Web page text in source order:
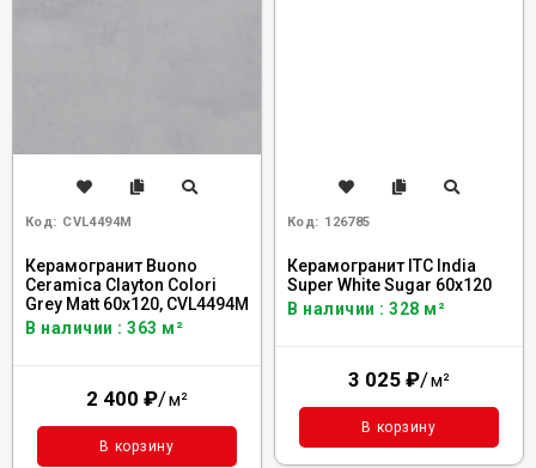
Код: CVL4494M
Керамогранит Buono
Ceramica Clayton Colori
Grey Matt 60x120, CVL4494M
В наличии : 363 м²
2 400 ₽/м²
В корзину
Код: 126785
Керамогранит ITC India
Super White Sugar 60x120
В наличии : 328 м²
3 025 ₽/м²
В корзину